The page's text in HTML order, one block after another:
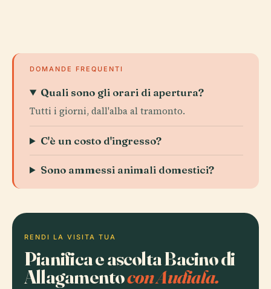
DOMANDE FREQUENTI
Quali sono gli orari di apertura?
Tutti i giorni, dall'alba al tramonto.
C'è un costo d'ingresso?
Sono ammessi animali domestici?
RENDI LA VISITA TUA
Pianifica e ascolta Bacino di
Allagamentocon Audiala.